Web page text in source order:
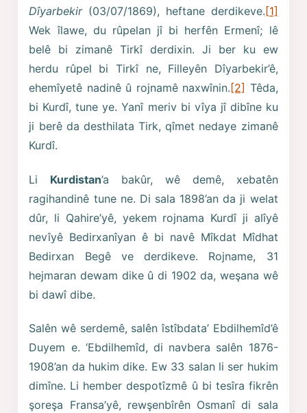
Dîyarbekir(03/07/1869), heftane derdikeve. [1]
Wek îlawe, du rûpelan jî bi herfên Ermenî; lê
belê bi zimanê Tirkî derdixin. Ji ber ku ew
herdu rûpel bi Tirkî ne, Filleyên Dîyarbekir’ê,
ehemîyetê nadinê û rojnamê naxwînin. [2] Têda,
bi Kurdî, tune ye. Yanî meriv bi vîya jî dibîne ku
ji berê da desthilata Tirk, qîmet nedaye zimanê
Kurdî.
Li Kurdistan’a bakûr, wê demê, xebatên
ragihandinê tune ne. Di sala 1898’an da ji welat
dûr, li Qahire’yê, yekem rojnama Kurdî ji alîyê
nevîyê Bedirxanîyan ê bi navê Mîkdat Mîdhat
Bedirxan Begê ve derdikeve. Rojname, 31
hejmaran dewam dike û di 1902 da, weşana wê
bi dawî dibe.
Salên wê serdemê, salên îstîbdata’ Ebdilhemîd’ê
Duyem e. ‘Ebdilhemîd, di navbera salên 1876-
1908’an da hukim dike. Ew 33 salan li ser hukim
dimîne. Li hember despotîzmê û bi tesîra fikrên
şoreşa Fransa’yê, rewşenbîrên Osmanî di sala